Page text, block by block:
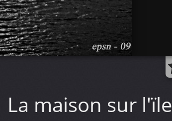
La maison sur l'ïle